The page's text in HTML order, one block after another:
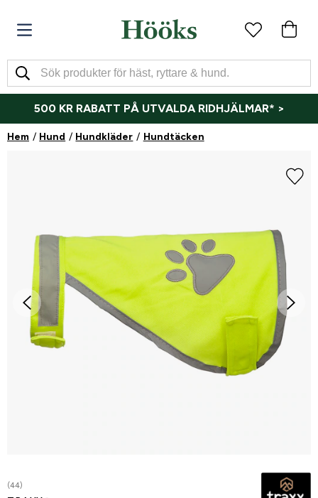
500 KR RABATT PÅ UTVALDA RIDHJÄLMAR* >
Hem Hund Hundkläder Hundtäcken
(44)